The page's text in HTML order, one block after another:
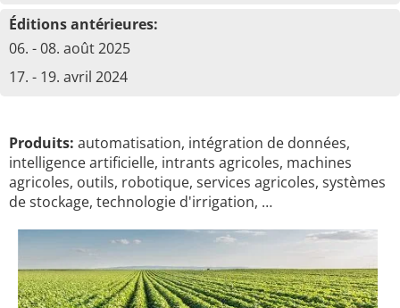
Éditions antérieures:
06. - 08. août 2025
17. - 19. avril 2024
Produits: automatisation, intégration de données,
intelligence artificielle, intrants agricoles, machines
agricoles, outils, robotique, services agricoles, systèmes
de stockage, technologie d'irrigation, …